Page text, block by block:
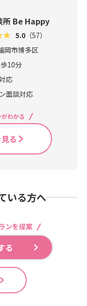
所 Be Happy
5.0 （57）
岡市博多区
10分
応
面談対応
わかる
る
いる方へ
ンを提案
る